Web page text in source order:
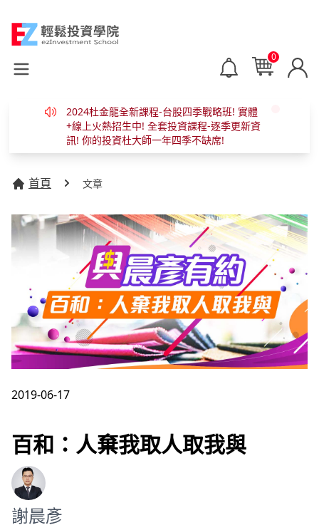
Open main menu
0
2024杜金龍全新課程-台股四季戰略班! 實體
+線上火熱招生中! 全套投資課程-逐季更新資
訊! 你的投資杜大師一年四季不缺席!
首頁 文章
2019-06-17
百和：人棄我取人取我與
謝晨彥
謝晨彥